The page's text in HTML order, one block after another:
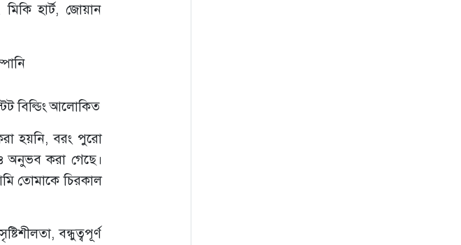
হার্ট, জোয়ান
বিল্ডিং আলোকিত
হয়নি, বরং পুরো
অনুভব করা গেছে।
তোমাকে চিরকাল
বন্ধুত্বপূর্ণ